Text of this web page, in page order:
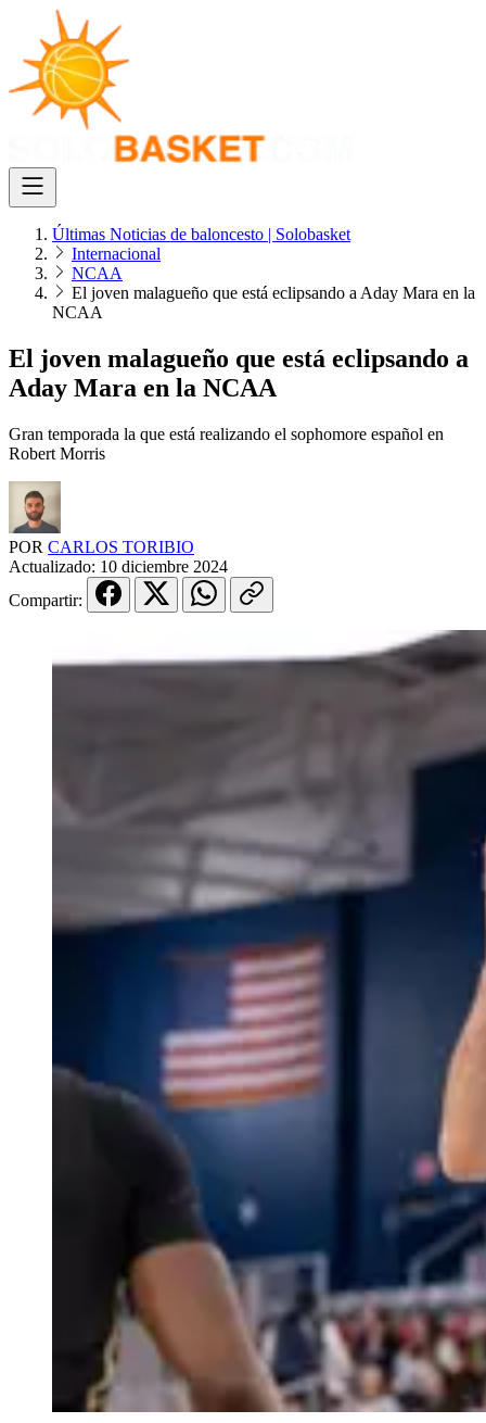
Últimas Noticias de baloncesto | Solobasket
Internacional
NCAA
El joven malagueño que está eclipsando a Aday Mara en la
NCAA
El joven malagueño que está eclipsando a
Aday Mara en la NCAA
Gran temporada la que está realizando el sophomore español en
Robert Morris
POR CARLOS TORIBIO
Actualizado: 10 diciembre 2024
Compartir: